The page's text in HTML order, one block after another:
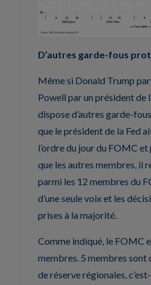
D’autres garde-fous
Même si Donald Trump
Powell par un président de
dispose d’autres garde-
que le président de la Fed
l’ordre du jour du FOMC
que les autres membres, il
parmi les 12 membres du
d’une seule voix et les
prises à la majorité.
Comme indiqué, le FOMC
membres. 5 membres sont
de réserve régionales,